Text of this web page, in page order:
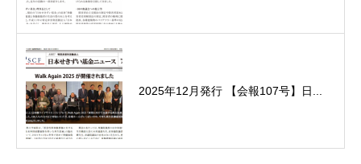
2025年12月発行 【会報107号】日...